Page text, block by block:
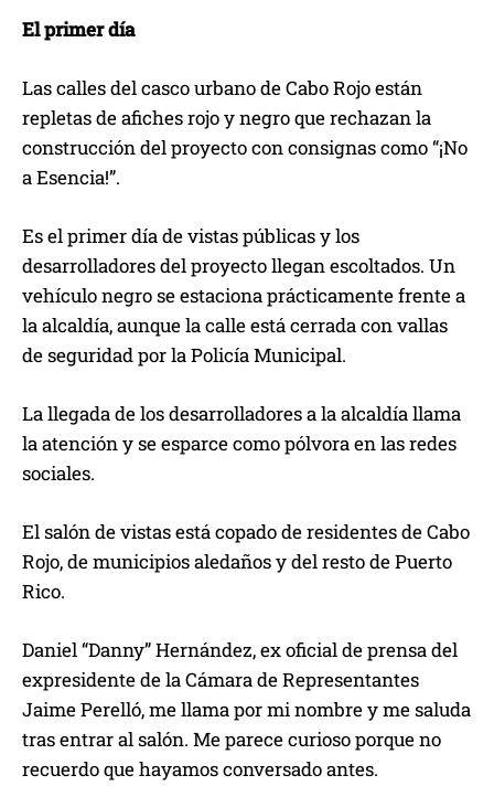
El primer día
Las calles del casco urbano de Cabo Rojo están
repletas de afiches rojo y negro que rechazan la
construcción del proyecto con consignas como “¡No
a Esencia!”.
Es el primer día de vistas públicas y los
desarrolladores del proyecto llegan escoltados. Un
vehículo negro se estaciona prácticamente frente a
la alcaldía, aunque la calle está cerrada con vallas
de seguridad por la Policía Municipal.
La llegada de los desarrolladores a la alcaldía llama
la atención y se esparce como pólvora en las redes
sociales.
El salón de vistas está copado de residentes de Cabo
Rojo, de municipios aledaños y del resto de Puerto
Rico.
Daniel “Danny” Hernández, ex oficial de prensa del
expresidente de la Cámara de Representantes
Jaime Perelló, me llama por mi nombre y me saluda
tras entrar al salón. Me parece curioso porque no
recuerdo que hayamos conversado antes.